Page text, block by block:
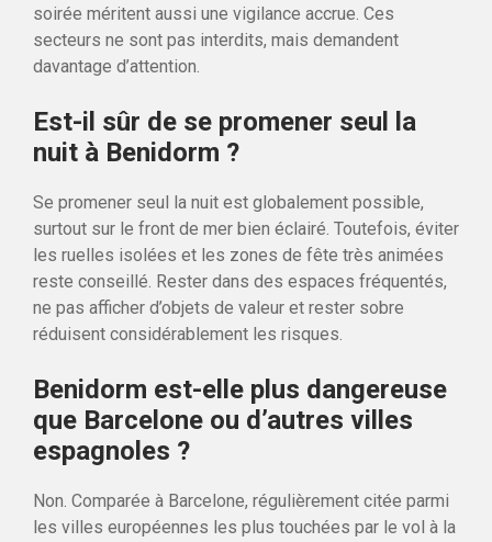
soirée méritent aussi une vigilance accrue. Ces
secteurs ne sont pas interdits, mais demandent
davantage d’attention.
Est-il sûr de se promener seul la
nuit à Benidorm ?
Se promener seul la nuit est globalement possible,
surtout sur le front de mer bien éclairé. Toutefois, éviter
les ruelles isolées et les zones de fête très animées
reste conseillé. Rester dans des espaces fréquentés,
ne pas afficher d’objets de valeur et rester sobre
réduisent considérablement les risques.
Benidorm est-elle plus dangereuse
que Barcelone ou d’autres villes
espagnoles ?
Non. Comparée à Barcelone, régulièrement citée parmi
les villes européennes les plus touchées par le vol à la